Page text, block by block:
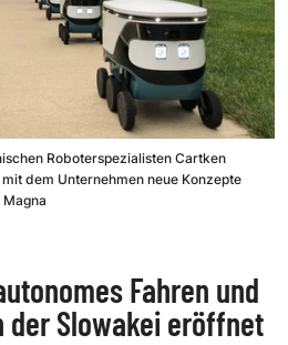
Roboterspezialisten Cartken
dem Unternehmen neue Konzepte
Magna
Fahren und
Slowakei eröffnet